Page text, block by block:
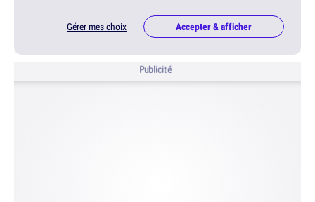
Gérer mes choix Accepter & afficher
Publicité